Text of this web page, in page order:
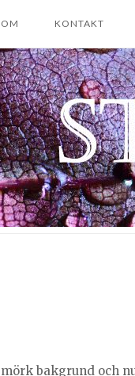
OM KONTAKT
mörk bakgrund och